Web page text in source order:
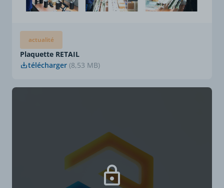
actualité
Plaquette RETAIL
télécharger (8,53 MB)